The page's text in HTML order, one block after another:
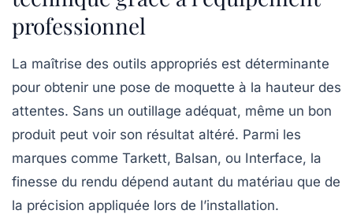
professionnel
La maîtrise des outils appropriés est déterminante
pour obtenir une pose de moquette à la hauteur des
attentes. Sans un outillage adéquat, même un bon
produit peut voir son résultat altéré. Parmi les
marques comme Tarkett, Balsan, ou Interface, la
finesse du rendu dépend autant du matériau que de
la précision appliquée lors de l’installation.